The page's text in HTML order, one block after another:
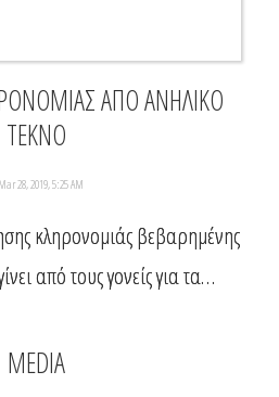
ΑΠΟ ΑΝΗΛΙΚΟ
ΤΕΚΝΟ
Mar 28, 2019, 5:25 AM
κληρονομιάς βεβαρημένης
από τους γονείς για τα…
MEDIA